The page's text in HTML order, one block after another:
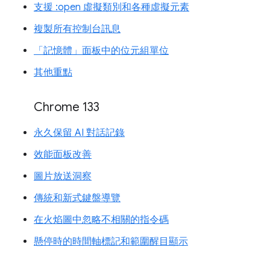
支援 :open 虛擬類別和各種虛擬元素
複製所有控制台訊息
「記憶體」面板中的位元組單位
其他重點
Chrome 133
永久保留 AI 對話記錄
效能面板改善
圖片放送洞察
傳統和新式鍵盤導覽
在火焰圖中忽略不相關的指令碼
懸停時的時間軸標記和範圍醒目顯示